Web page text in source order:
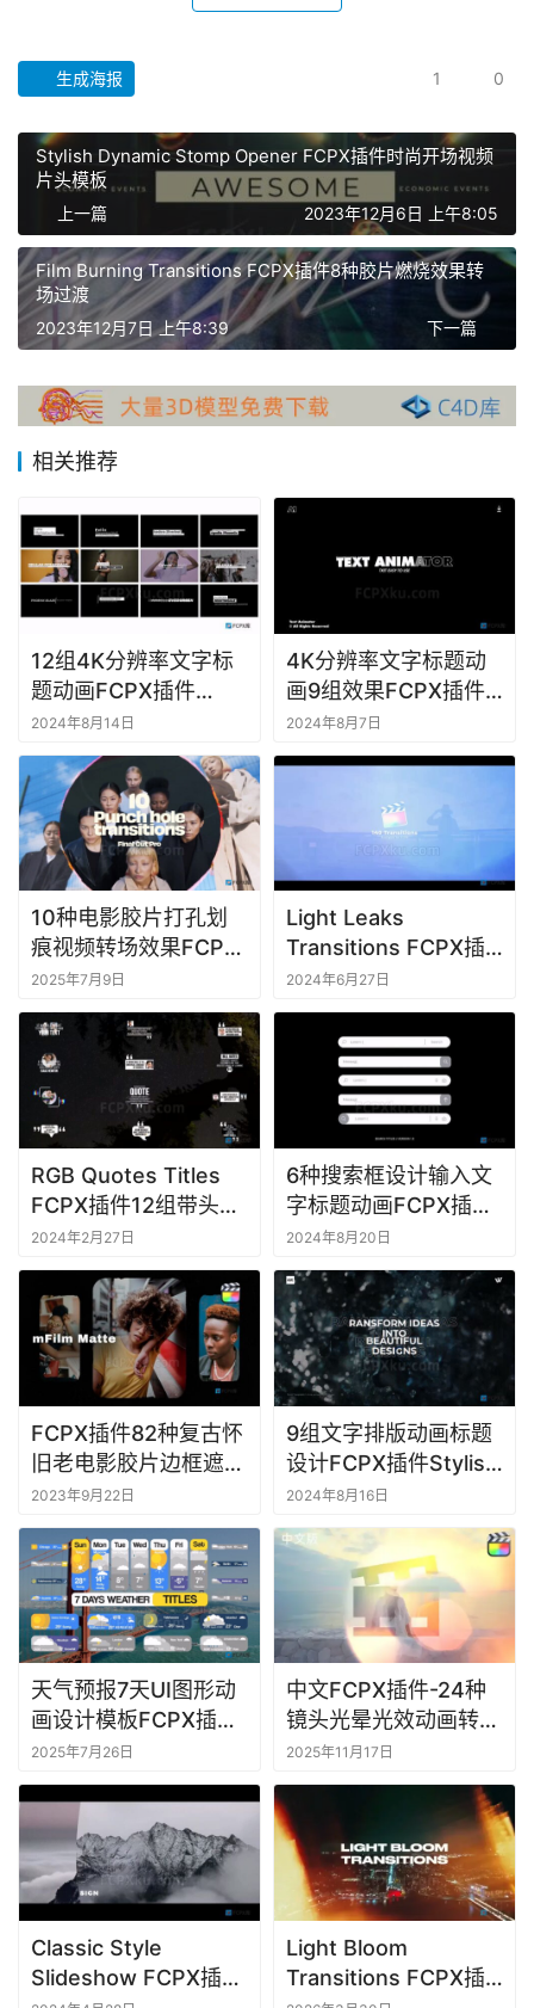
首
页
F
C
P
件
F
P
X
插
件
工
具
F
C
P
X
软
件
M
a
c
件
生成海报 1 0
Stylish Dynamic Stomp Opener FCPX插件时尚开场视频
片头模板
上一篇 2023年12月6日 上午8:05
Film Burning Transitions FCPX插件8种胶片燃烧效果转
场过渡
下一篇
2023年12月7日 上午8:39
相关推荐
12组4K分辨率文字标
题动画FCPX插件
Lower Thirds 3.0
2024年8月14日
4K分辨率文字标题动
画9组效果FCPX插件
Text Animator
2024年8月7日
10种电影胶片打孔划
痕视频转场效果FCPX
插件Punch Hole
Transitions
2025年7月9日
Light Leaks
Transitions FCPX插
件140+种光效漏光转
场过渡动画
2024年6月27日
RGB Quotes Titles
FCPX插件12组带头像
介绍引号段落文字标题
动画
2024年2月27日
6种搜索框设计输入文
字标题动画FCPX插件
Search Titles
2024年8月20日
FCPX插件82种复古怀
旧老电影胶片边框遮罩
多画面分屏效果mFilm
Matte
2023年9月22日
9组文字排版动画标题
设计FCPX插件Stylish
Typography
2024年8月16日
天气预报7天UI图形动
画设计模板FCPX插件
7 Days Weather
Titles
2025年7月26日
中文FCPX插件-24种
镜头光晕光效动画转场
过渡
2025年11月17日
Classic Style
Slideshow FCPX插件
Light Bloom
Transitions FCPX插